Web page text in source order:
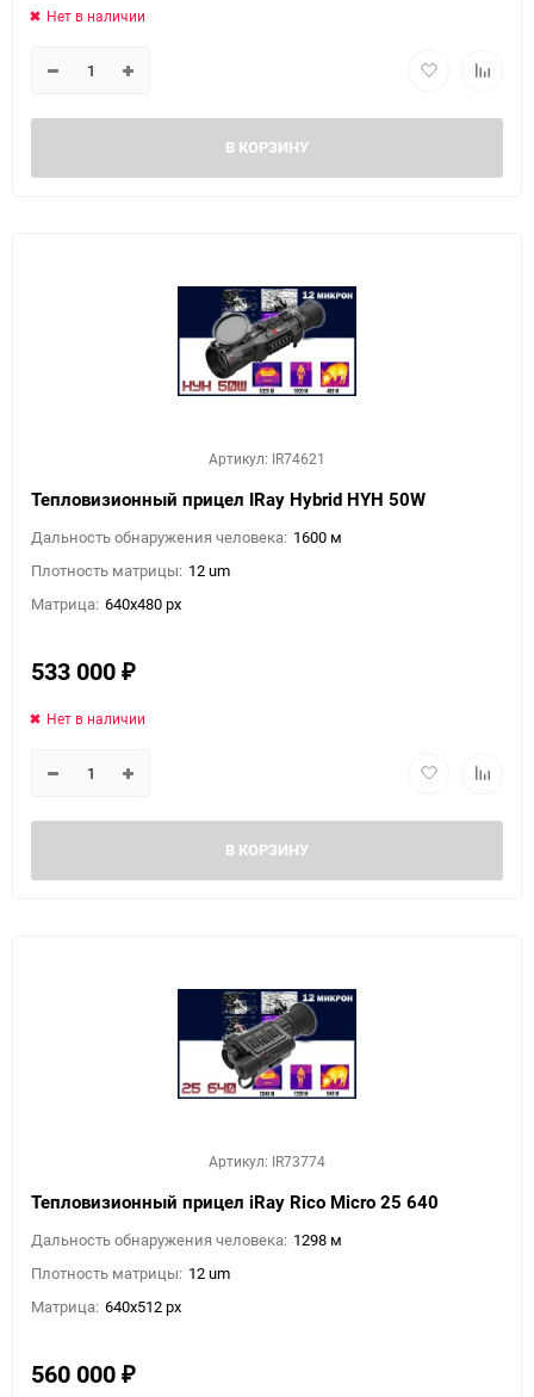
Нет в наличии
В КОРЗИНУ
Артикул: IR74621
Тепловизионный прицел IRay Hybrid HYH 50W
Дальность обнаружения человека: 1600 м
Плотность матрицы: 12 um
Матрица: 640x480 px
533 000 ₽
Нет в наличии
В КОРЗИНУ
Артикул: IR73774
Тепловизионный прицел iRay Rico Micro 25 640
Дальность обнаружения человека: 1298 м
Плотность матрицы: 12 um
Матрица: 640x512 px
560 000 ₽